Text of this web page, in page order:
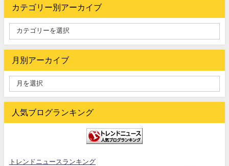
カテゴリー別アーカイブ
月別アーカイブ
人気ブログランキング
トレンドニュースランキング